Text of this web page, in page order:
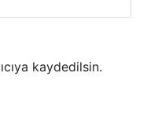
kaydedilsin.